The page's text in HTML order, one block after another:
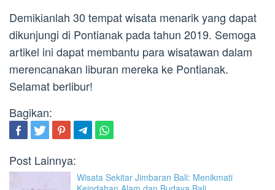
Demikianlah 30 tempat wisata menarik yang dapat
dikunjungi di Pontianak pada tahun 2019. Semoga
artikel ini dapat membantu para wisatawan dalam
merencanakan liburan mereka ke Pontianak.
Selamat berlibur!
Bagikan:
Post Lainnya:
Wisata Sekitar Jimbaran Bali: Menikmati